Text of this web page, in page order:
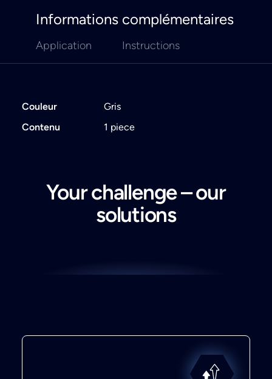
Informations complémentaires
Application Instructions
Couleur
Gris
Contenu
1 piece
Your challenge – our
solutions